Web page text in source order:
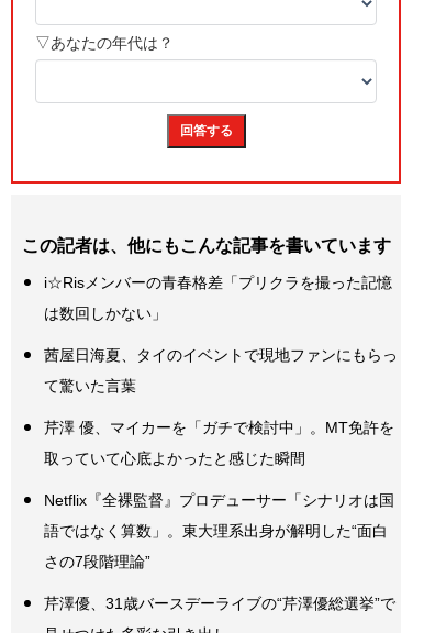
この記者は、他にもこんな記事を書いています
i☆Risメンバーの青春格差「プリクラを撮った記憶
は数回しかない」
茜屋日海夏、タイのイベントで現地ファンにもらっ
て驚いた言葉
芹澤 優、マイカーを「ガチで検討中」。MT免許を
取っていて心底よかったと感じた瞬間
Netflix『全裸監督』プロデューサー「シナリオは国
語ではなく算数」。東大理系出身が解明した“面白
さの7段階理論”
芹澤優、31歳バースデーライブの“芹澤優総選挙”で